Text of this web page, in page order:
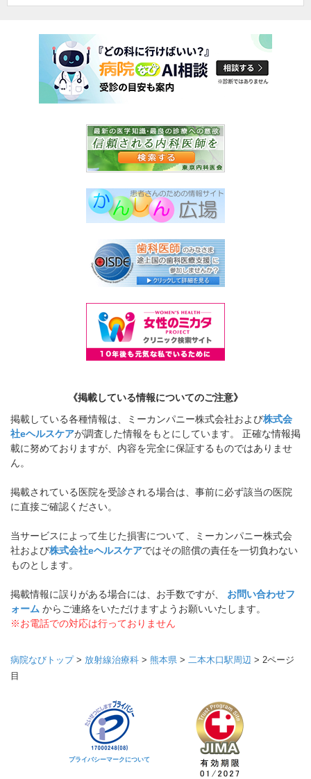
《掲載している情報についてのご注意》
掲載している各種情報は、ミーカンパニー株式会社および株式会
社eヘルスケアが調査した情報をもとにしています。 正確な情報掲
載に努めておりますが、内容を完全に保証するものではありませ
ん。
掲載されている医院を受診される場合は、事前に必ず該当の医院
に直接ご確認ください。
当サービスによって生じた損害について、ミーカンパニー株式会
社および株式会社eヘルスケアではその賠償の責任を一切負わない
ものとします。
掲載情報に誤りがある場合には、お手数ですが、 お問い合わせフ
ォーム からご連絡をいただけますようお願いいたします。
※お電話での対応は行っておりません
病院なびトップ> 放射線治療科 > 熊本県 > 二本木口駅周辺 > 2ページ
目
プライバシーマークについて